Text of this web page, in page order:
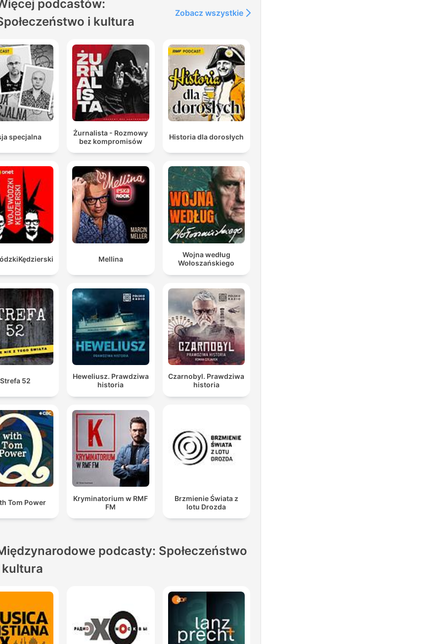
podcastów:
i kultura
Zobacz wszystkie
specjalna
Żurnalista - Rozmowy
bez kompromisów
Historia dla dorosłych
Mellina
Wojna według
Wołoszańskiego
Strefa 52
Heweliusz. Prawdziwa
historia
Czarnobyl. Prawdziwa
historia
Tom Power
Kryminatorium w RMF
FM
Brzmienie Świata z
lotu Drozda
podcasty: Społeczeństwo
kultura